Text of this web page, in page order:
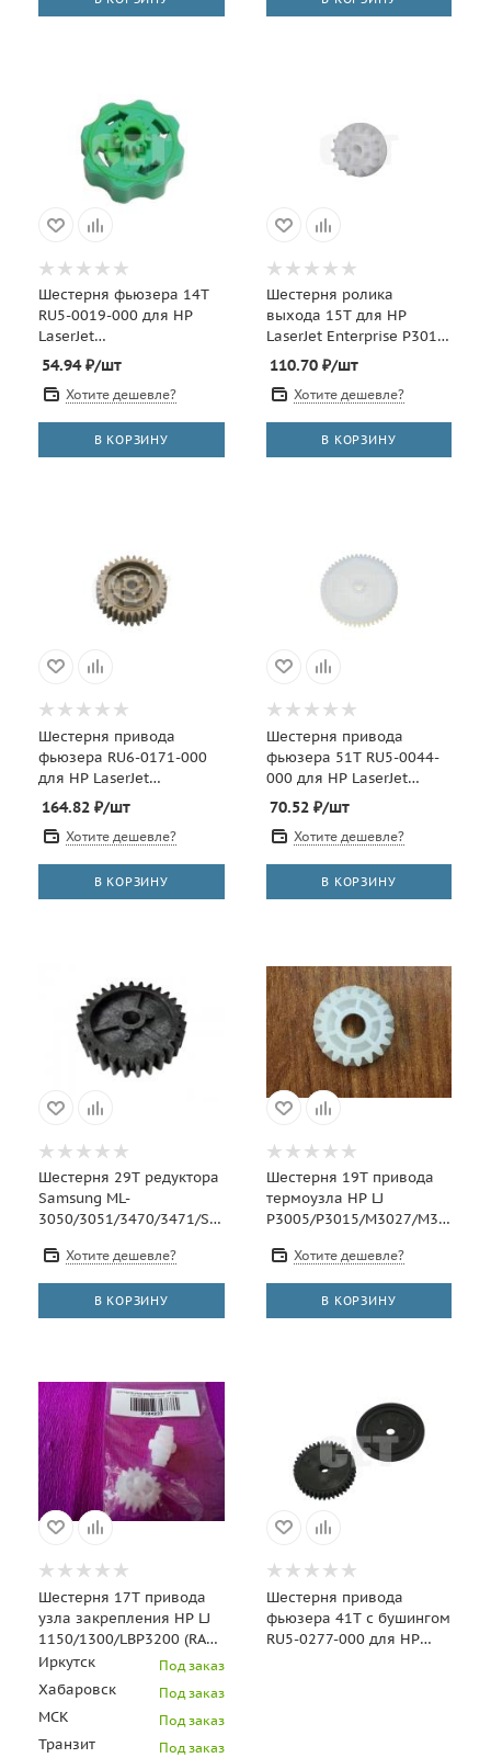
Шестерня фьюзера 14T
RU5-0019-000 для HP
LaserJet
4200/4300/4250/4350
(CET), CET1235
54.94₽/шт
Хотите дешевле?
В КОРЗИНУ
Шестерня ролика
выхода 15T для HP
LaserJet Enterprise P3015,
M521/M525 (CET),
110.70₽/шт
Хотите дешевле?
В КОРЗИНУ
Шестерня привода
фьюзера RU6-0171-000
для HP LaserJet
P4014/P4015/P4515 (CET),
164.82 ₽/шт
Хотите дешевле?
В КОРЗИНУ
Шестерня привода
фьюзера 51T RU5-0044-
000 для HP LaserJet
4200/4300/4250/4350
(CET), CET4945
70.52₽/шт
Хотите дешевле?
В КОРЗИНУ
Шестерня 29T редуктора
Samsung ML-
3050/3051/3470/3471/SCX-
3635/3645/WC3550 (JC66-
0
Хотите дешевле?
В КОРЗИНУ
Шестерня 19T привода
термоузла HP LJ
P3005/P3015/M3027/M3035
Хотите дешевле?
В КОРЗИНУ
Шестерня 17T привода
узла закрепления HP LJ
1150/1300/LBP3200 (RA0-
1005/RC1-1753/FU5-0703)
Россия/JP
Иркутск Под заказ
Хабаровск Под заказ
МСК Под заказ
Транзит
Под заказ
Шестерня привода
фьюзера 41T с бушингом
RU5-0277-000 для HP